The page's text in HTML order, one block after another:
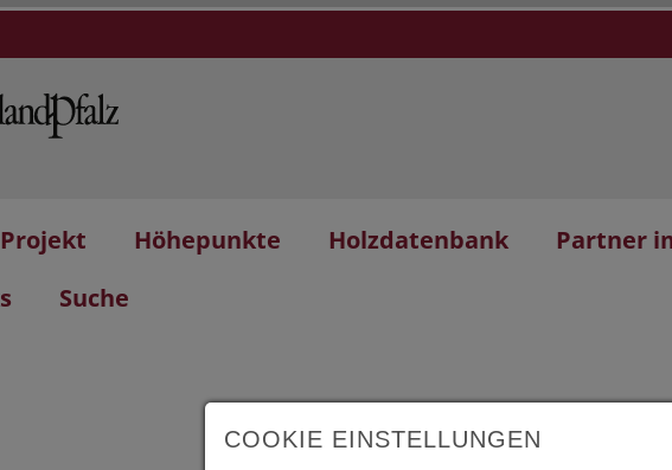
Höhepunkte Holzdatenbank
Partner
Suche
COOKIE EINSTELLUNGEN